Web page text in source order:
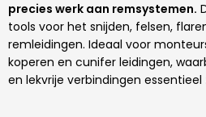
precies werk aan remsystemen.
tools voor het snijden, felsen,
remleidingen. Ideaal voor
koperen en cunifer leidingen,
en lekvrije verbindingen essentieel